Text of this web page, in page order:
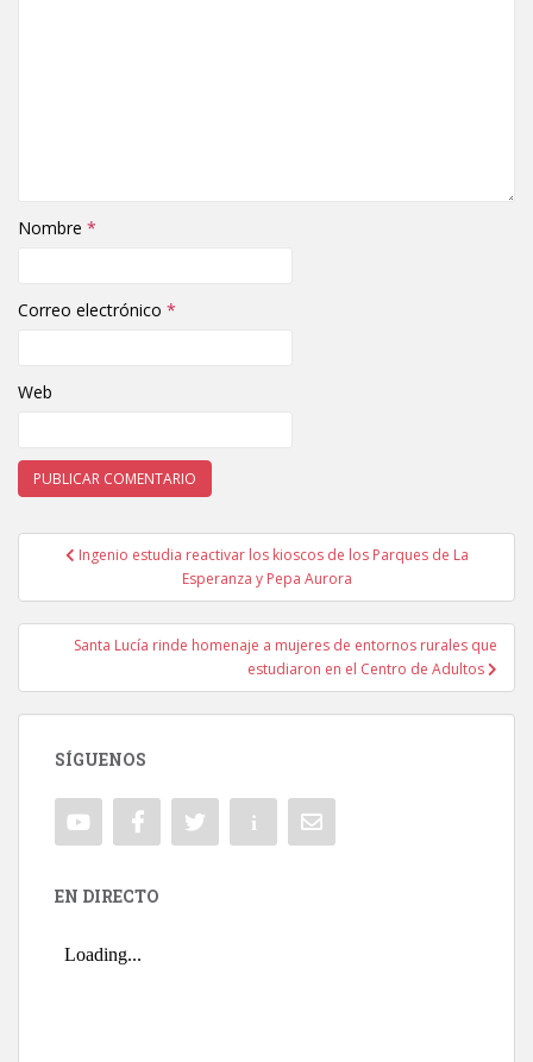
Nombre *
Correo electrónico *
Web
Navegación de entradas
Ingenio estudia reactivar los kioscos de los Parques de La
Esperanza y Pepa Aurora
Santa Lucía rinde homenaje a mujeres de entornos rurales que
estudiaron en el Centro de Adultos
SÍGUENOS
EN DIRECTO